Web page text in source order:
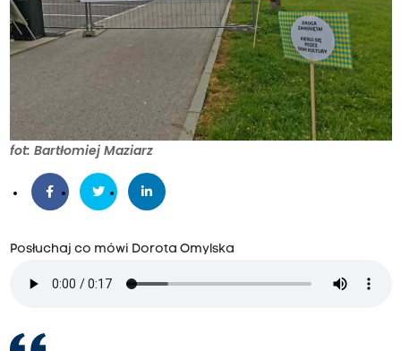
fot: Bartłomiej Maziarz
Posłuchaj co mówi Dorota Omylska